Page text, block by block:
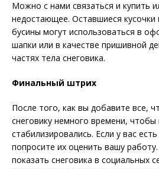
Можно с нами связаться и купить
недостающее. Оставшиеся кусочки
бусины могут использоваться в
шапки или в качестве пришивной
частях тела снеговика.
Финальный штрих
После того, как вы добавите все,
снеговику немного времени, чтобы
стабилизировались. Если у вас
попросите их оценить вашу
показать снеговика в социальных